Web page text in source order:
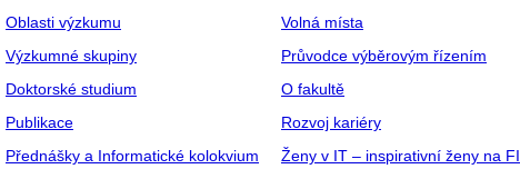
Oblasti výzkumu
Výzkumné skupiny
Doktorské studium
Publikace
Přednášky a Informatické kolokvium
Volná místa
Průvodce výběrovým řízením
O fakultě
Rozvoj kariéry
Ženy v IT – inspirativní ženy na FI